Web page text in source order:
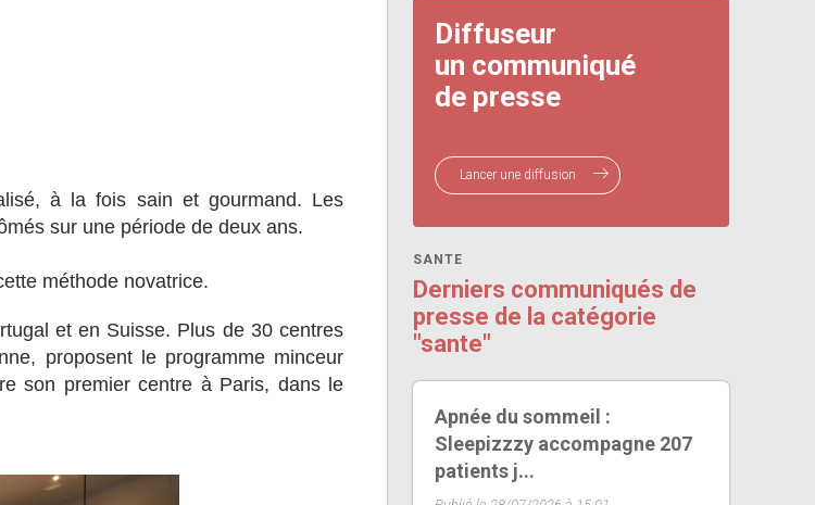
à la fois sain et gourmand. Les
sur une période de deux ans.
méthode novatrice.
et en Suisse. Plus de 30 centres
proposent le programme minceur
son premier centre à Paris, dans le
Diffuseur
un communiqué
de presse
Lancer une diffusion
SANTE
Derniers communiqués de
presse de la catégorie
"sante"
Apnée du sommeil :
Sleepizzzy accompagne 207
patients j...